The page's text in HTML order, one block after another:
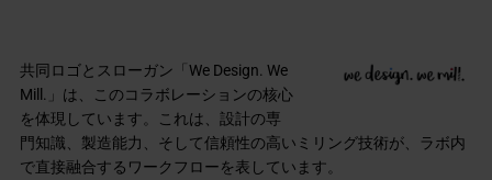
共同ロゴとスローガン「We Design. We
Mill.」は、このコラボレーションの核心
を体現しています。これは、設計の専
門知識、製造能力、そして信頼性の高いミリング技術が、ラボ内
で直接融合するワークフローを表しています。